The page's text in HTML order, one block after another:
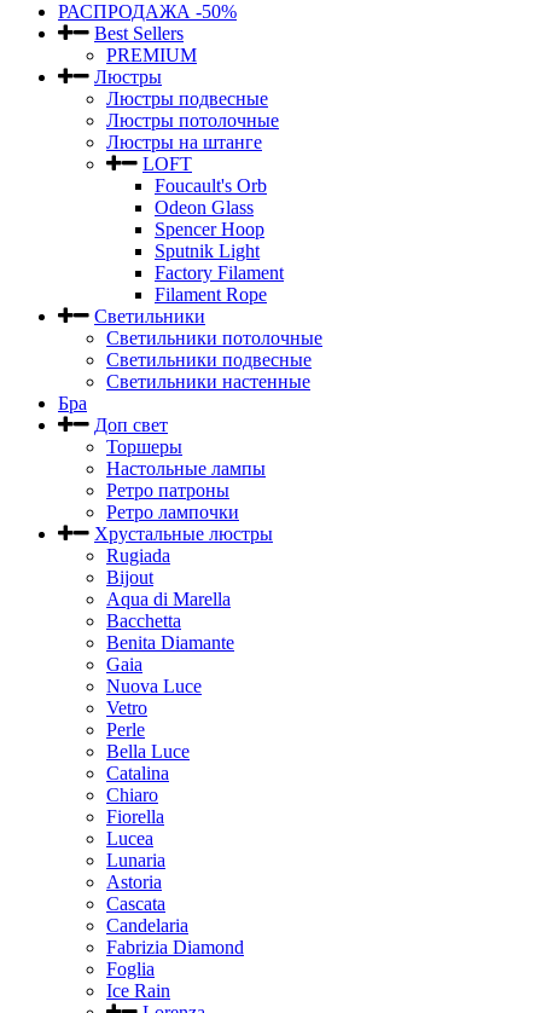
РАСПРОДАЖА -50%
Best Sellers
PREMIUM
Люстры
Люстры подвесные
Люстры потолочные
Люстры на штанге
LOFT
Foucault's Orb
Odeon Glass
Spencer Hoop
Sputnik Light
Factory Filament
Filament Rope
Светильники
Светильники потолочные
Светильники подвесные
Светильники настенные
Бра
Доп свет
Торшеры
Настольные лампы
Ретро патроны
Ретро лампочки
Хрустальные люстры
Rugiada
Bijout
Aqua di Marella
Bacchetta
Benita Diamante
Gaia
Nuova Luce
Vetro
Perle
Bella Luce
Сatalina
Chiaro
Fiorella
Lucea
Lunaria
Astoria
Cascata
Candelaria
Fabrizia Diamond
Foglia
Ice Rain